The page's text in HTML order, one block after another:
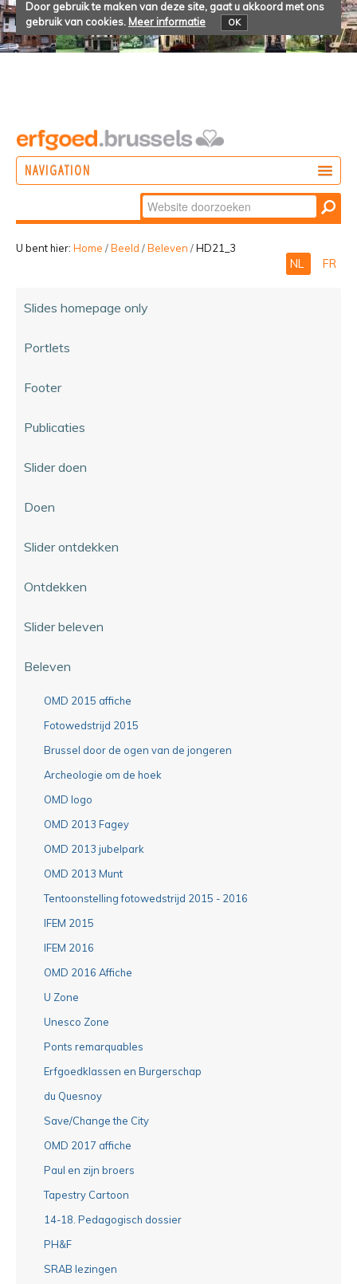
Door gebruik te maken van deze site, gaat u akkoord met ons
gebruik van cookies. Meer informatie OK
NAVIGATION
Zoek
Geavanceerd
zoeken...
U bent hier: Home /Beeld /Beleven /HD21_3
NL FR
Slides homepage only
Portlets
Footer
Publicaties
Slider doen
Doen
Slider ontdekken
Ontdekken
Slider beleven
Beleven
OMD 2015 affiche
Fotowedstrijd 2015
Brussel door de ogen van de jongeren
Archeologie om de hoek
OMD logo
OMD 2013 Fagey
OMD 2013 jubelpark
OMD 2013 Munt
Tentoonstelling fotowedstrijd 2015 - 2016
IFEM 2015
IFEM 2016
OMD 2016 Affiche
U Zone
Unesco Zone
Ponts remarquables
Erfgoedklassen en Burgerschap
du Quesnoy
Save/Change the City
OMD 2017 affiche
Paul en zijn broers
Tapestry Cartoon
14-18. Pedagogisch dossier
PH&F
SRAB lezingen